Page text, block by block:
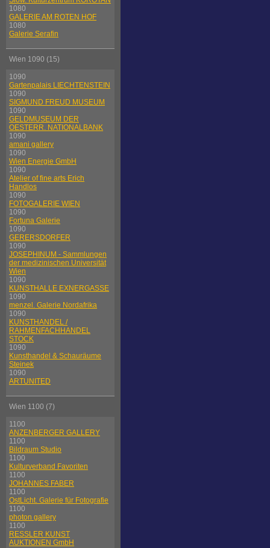
1080
GALERIE AM ROTEN HOF
1080
Galerie Serafin
Wien 1090 (15)
1090
Gartenpalais LIECHTENSTEIN
1090
SIGMUND FREUD MUSEUM
1090
GELDMUSEUM DER
OESTERR. NATIONALBANK
1090
amani gallery
1090
Wien Energie GmbH
1090
Atelier of fine arts Erich
Handlos
1090
FOTOGALERIE WIEN
1090
Fortuna Galerie
1090
GERERSDORFER
1090
JOSEPHINUM - Sammlungen
der medizinischen Universität
Wien
1090
KUNSTHALLE EXNERGASSE
1090
menzel. Galerie Nordafrika
1090
KUNSTHANDEL /
RAHMENFACHHANDEL
STOCK
1090
Kunsthandel & Schauräume
Steinek
1090
ARTUNITED
Wien 1100 (7)
1100
ANZENBERGER GALLERY
1100
Bildraum Studio
1100
Kulturverband Favoriten
1100
JOHANNES FABER
1100
OstLicht. Galerie für Fotografie
1100
photon gallery
1100
RESSLER KUNST
AUKTIONEN GmbH